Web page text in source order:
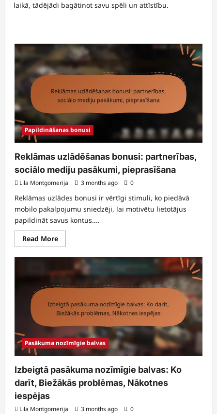
laikā, tādējādi bagātinot savu spēli un attīstību.
Papildināšanas bonusi
Reklāmas uzlādēšanas bonusi: partnerības,
sociālo mediju pasākumi, pieprasīšana
Lila Montgomerija 3 months ago 0
Reklāmas uzlādes bonusi ir vērtīgi stimuli, ko piedāvā
mobilo pakalpojumu sniedzēji, lai motivētu lietotājus
papildināt savus kontus....
Read MoreRead
more
Reklāmas
uzlādēšanas
bonusi:
partnerības,
sociālo
pieprasīšana
Pasākuma nozīmīgie balvas
Izbeigtā pasākuma nozīmīgie balvas: Ko
darīt, Biežākās problēmas, Nākotnes
iespējas
Lila Montgomerija 3 months ago 0